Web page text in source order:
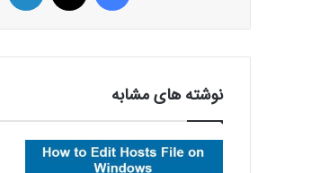
نوشته های مشابه